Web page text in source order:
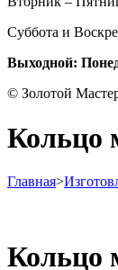
Суббота и
Выходной:
© Золотой
Кольцо
Главная>
Кольцо